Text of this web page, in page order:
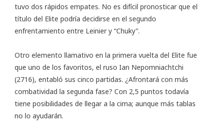
tuvo dos rápidos empates. No es difícil pronosticar que el
título del Elite podría decidirse en el segundo
enfrentamiento entre Leinier y “Chuky”.
Otro elemento llamativo en la primera vuelta del Elite fue
que uno de los favoritos, el ruso Ian Nepomniachtchi
(2716), entabló sus cinco partidas. ¿Afrontará con más
combatividad la segunda fase? Con 2,5 puntos todavía
tiene posibilidades de llegar a la cima; aunque más tablas
no lo ayudarán.